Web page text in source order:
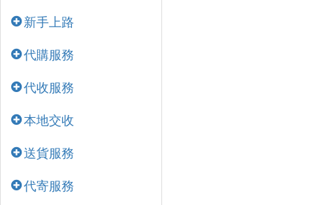
新手上路
代購服務
代收服務
本地交收
送貨服務
代寄服務